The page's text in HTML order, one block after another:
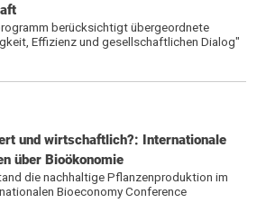
berücksichtigt übergeordnete
Effizienz und gesellschaftlichen Dialog"
und wirtschaftlich?: Internationale
über Bioökonomie
die nachhaltige Pflanzenproduktion im
Bioeconomy Conference